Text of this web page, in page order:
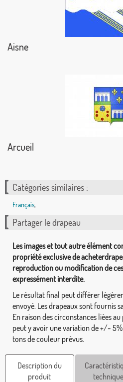
Aisne
Arcueil
Catégories similaires :
Français,
Partager le drapeau
Les images et tout autre élément
propriété exclusive de
reproduction ou modification de
expressément interdite.
Le résultat final peut différer
envoyé. Les drapeaux sont fournis
En raison des circonstances liées
peut y avoir une variation de +/-
tons de couleur prévus.
Description du
produit